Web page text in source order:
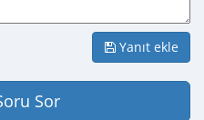
Yanıt ekle
Sor